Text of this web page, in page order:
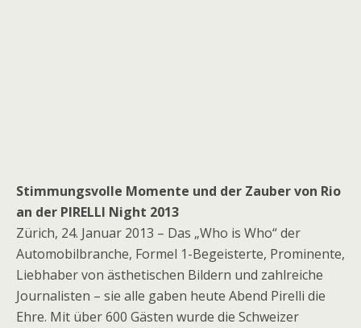
Stimmungsvolle Momente und der Zauber von Rio
an der PIRELLI Night 2013
Zürich, 24. Januar 2013 – Das „Who is Who“ der
Automobilbranche, Formel 1-Begeisterte, Prominente,
Liebhaber von ästhetischen Bildern und zahlreiche
Journalisten – sie alle gaben heute Abend Pirelli die
Ehre. Mit über 600 Gästen wurde die Schweizer